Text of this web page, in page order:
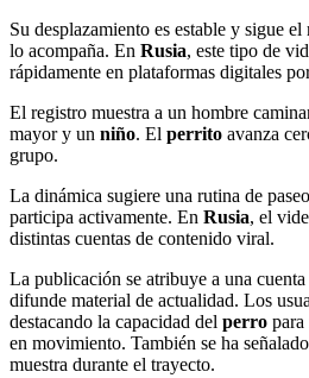
Su desplazamiento es estable y sigue
lo acompaña. En Rusia, este tipo de
rápidamente en plataformas digitales
El registro muestra a un hombre
mayor y un niño. El perrito avanza
grupo.
La dinámica sugiere una rutina de
participa activamente. En Rusia, el
distintas cuentas de contenido viral.
La publicación se atribuye a una cuenta
difunde material de actualidad. Los
destacando la capacidad del perro para
en movimiento. También se ha
muestra durante el trayecto.